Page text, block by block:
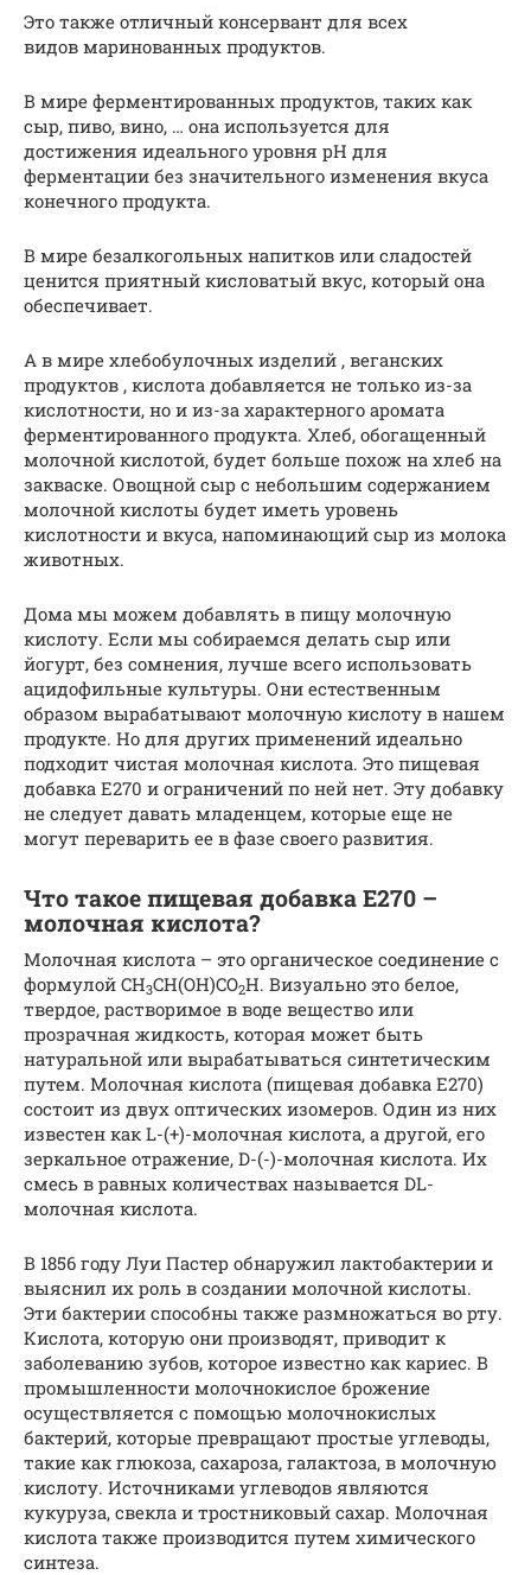
Это также отличный консервант для всех
видов маринованных продуктов.
В мире ферментированных продуктов, таких как
сыр, пиво, вино, … она используется для
достижения идеального уровня pH для
ферментации без значительного изменения вкуса
конечного продукта.
В мире безалкогольных напитков или сладостей
ценится приятный кисловатый вкус, который она
обеспечивает.
А в мире хлебобулочных изделий , веганских
продуктов , кислота добавляется не только из-за
кислотности, но и из-за характерного аромата
ферментированного продукта. Хлеб, обогащенный
молочной кислотой, будет больше похож на хлеб на
закваске. Овощной сыр с небольшим содержанием
молочной кислоты будет иметь уровень
кислотности и вкуса, напоминающий сыр из молока
животных.
Дома мы можем добавлять в пищу молочную
кислоту. Если мы собираемся делать сыр или
йогурт, без сомнения, лучше всего использовать
ацидофильные культуры. Они естественным
образом вырабатывают молочную кислоту в нашем
продукте. Но для других применений идеально
подходит чистая молочная кислота. Это пищевая
добавка E270 и ограничений по ней нет. Эту добавку
не следует давать младенцем, которые еще не
могут переварить ее в фазе своего развития.
Что такое пищевая добавка Е270 –
молочная кислота?
Молочная кислота – это органическое соединение с
формулой CH3CH(OH)CO2H. Визуально это белое,
твердое, растворимое в воде вещество или
прозрачная жидкость, которая может быть
натуральной или вырабатываться синтетическим
путем. Молочная кислота (пищевая добавка Е270)
состоит из двух оптических изомеров. Один из них
известен как L-(+)-молочная кислота, а другой, его
зеркальное отражение, D-(-)-молочная кислота. Их
смесь в равных количествах называется DL-
молочная кислота.
В 1856 году Луи Пастер обнаружил лактобактерии и
выяснил их роль в создании молочной кислоты.
Эти бактерии способны также размножаться во рту.
Кислота, которую они производят, приводит к
заболеванию зубов, которое известно как кариес. В
промышленности молочнокислое брожение
осуществляется с помощью молочнокислых
бактерий, которые превращают простые углеводы,
такие как глюкоза, сахароза, галактоза, в молочную
кислоту. Источниками углеводов являются
кукуруза, свекла и тростниковый сахар. Молочная
кислота также производится путем химического
синтеза.